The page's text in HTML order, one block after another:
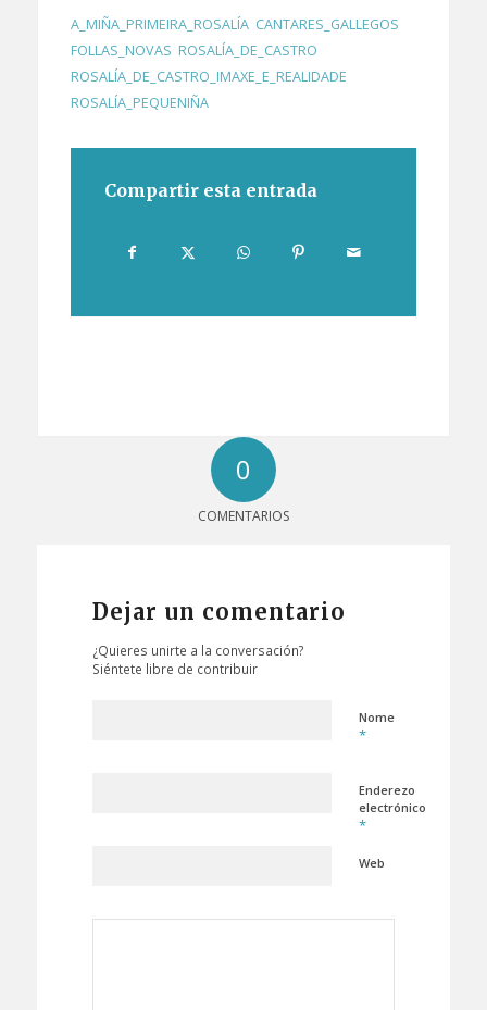
A_MIÑA_PRIMEIRA_ROSALÍA, CANTARES_GALLEGOS
FOLLAS_NOVAS ROSALÍA_DE_CASTRO
ROSALÍA_DE_CASTRO_IMAXE_E_REALIDADE
ROSALÍA_PEQUENIÑA
Compartir esta entrada
0
COMENTARIOS
Dejar un comentario
¿Quieres unirte a la conversación?
Siéntete libre de contribuir
Nome
*
Enderezo
electrónico
*
Web